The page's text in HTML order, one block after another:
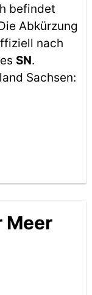
befindet
Abkürzung
nach
SN.
Sachsen:
Meer